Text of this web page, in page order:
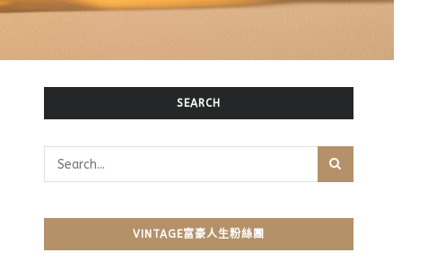
SEARCH
VINTAGE富豪人生粉絲團